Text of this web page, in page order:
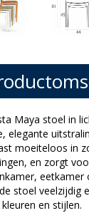
Maya stoel in
elegante
moeiteloos in
en zorgt
eetkamer
stoel veelzijdig
en stijlen.